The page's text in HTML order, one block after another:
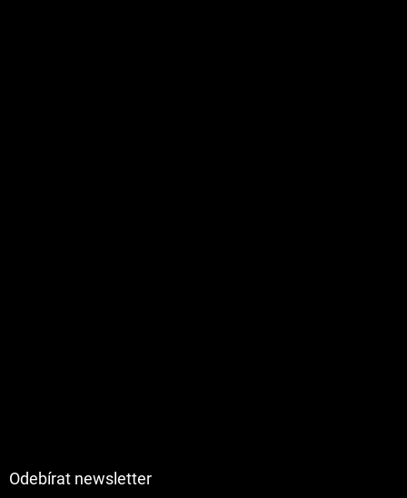
Odebírat newsletter